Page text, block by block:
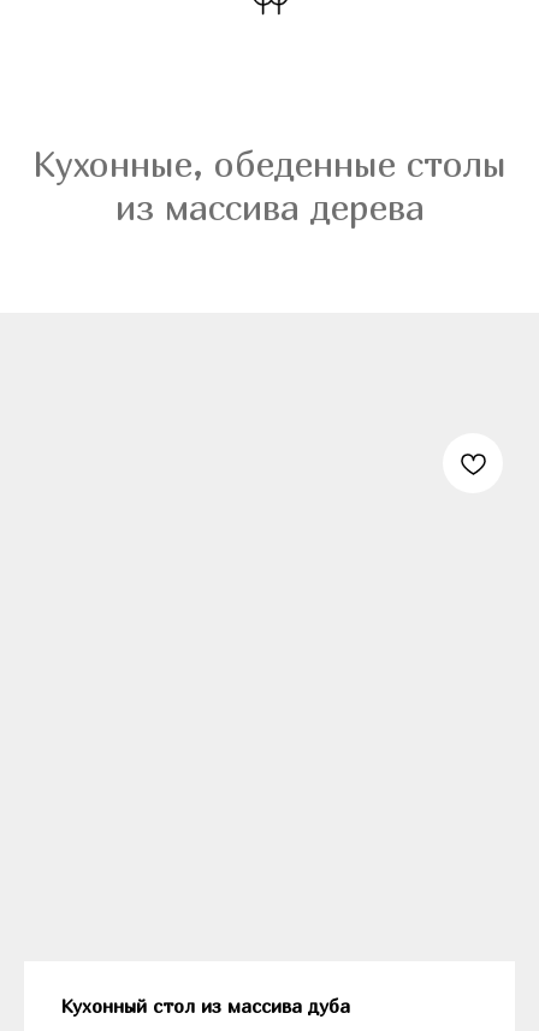
Кухонные, обеденные столы
из массива дерева
Кухонный стол из массива дуба